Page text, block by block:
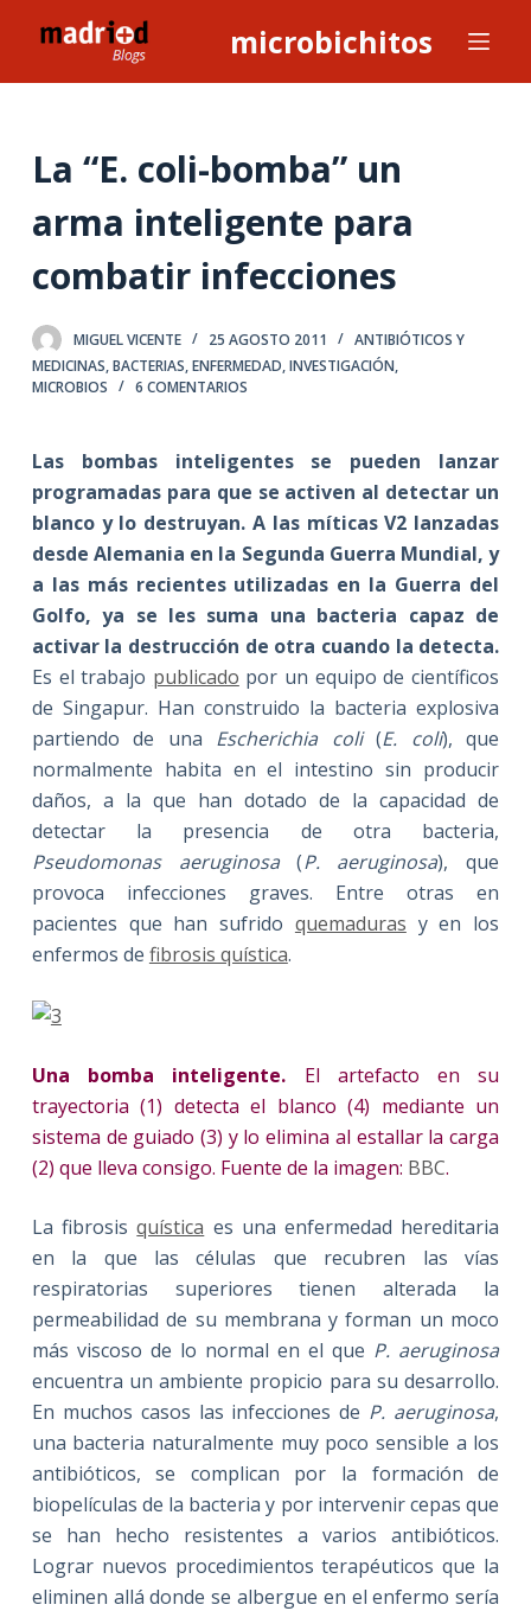
l
n
e
d
o
microbichitos
La “E. coli-bomba” un
arma inteligente para
combatir infecciones
MIGUEL VICENTE 25 AGOSTO 2011
ANTIBIÓTICOS Y
MEDICINAS,BACTERIAS,ENFERMEDAD,INVESTIGACIÓN,
MICROBIOS
6 COMENTARIOS
Las bombas inteligentes se pueden lanzar
programadas para que se activen al detectar un
blanco y lo destruyan. A las míticas V2 lanzadas
desde Alemania en la Segunda Guerra Mundial, y
a las más recientes utilizadas en la Guerra del
Golfo, ya se les suma una bacteria capaz de
activar la destrucción de otra cuando la detecta.
Es el trabajo publicado por un equipo de científicos
de Singapur. Han construido la bacteria explosiva
partiendo de una Escherichia coli(E. coli), que
normalmente habita en el intestino sin producir
daños, a la que han dotado de la capacidad de
detectar la presencia de otra bacteria,
Pseudomonas aeruginosa(P. aeruginosa), que
provoca infecciones graves. Entre otras en
pacientes que han sufrido quemaduras y en los
enfermos de fibrosis quística.
Una bomba inteligente. El artefacto en su
trayectoria (1) detecta el blanco (4) mediante un
sistema de guiado (3) y lo elimina al estallar la carga
(2) que lleva consigo. Fuente de la imagen: BBC.
La fibrosisquística es una enfermedad hereditaria
en la que las células que recubren las vías
respiratorias superiores tienen alterada la
permeabilidad de su membrana y forman un moco
más viscoso de lo normal en el que P. aeruginosa
encuentra un ambiente propicio para su desarrollo.
En muchos casos las infecciones de P. aeruginosa,
una bacteria naturalmente muy poco sensible a los
antibióticos, se complican por la formación de
biopelículas de la bacteria y por intervenir cepas que
se han hecho resistentes a varios antibióticos.
Lograr nuevos procedimientos terapéuticos que la
eliminen allá donde se albergue en el enfermo sería